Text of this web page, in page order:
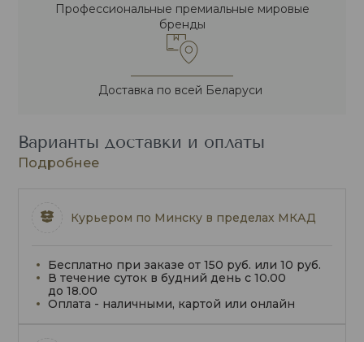
Профессиональные премиальные мировые
бренды
Доставка по всей Беларуси
Варианты доставки и оплаты
Подробнее
Курьером по Минску в пределах МКАД
Бесплатно при заказе от 150 руб. или 10 руб.
В течение суток в будний день с 10.00
до 18.00
Оплата - наличными, картой или онлайн